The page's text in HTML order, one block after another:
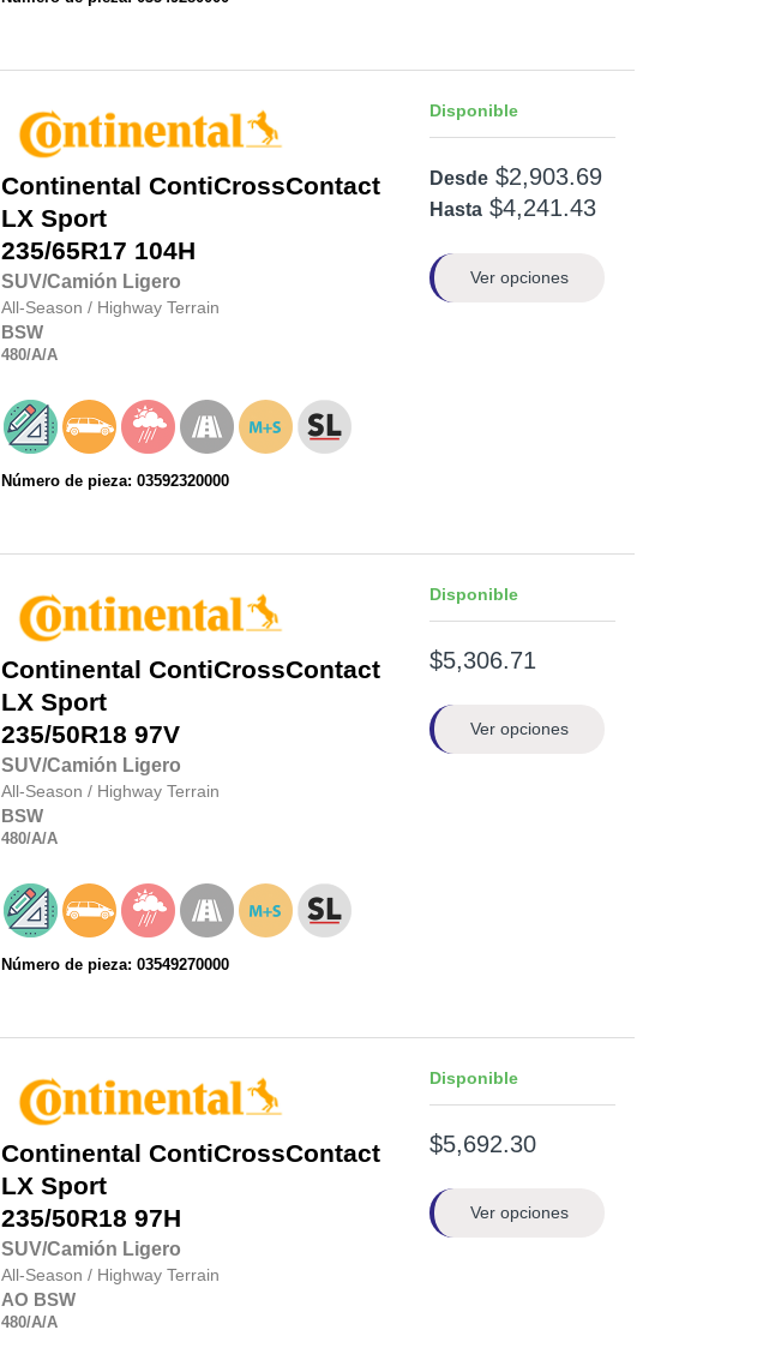
Continental ContiCrossContact
LX Sport
235/65R17 104H
SUV/Camión Ligero
All-Season / Highway Terrain
BSW
480/A/A
Número de pieza: 03592320000
Disponible
Desde $2,903.69
Hasta $4,241.43
Ver opciones
Continental ContiCrossContact
LX Sport
235/50R18 97V
SUV/Camión Ligero
All-Season / Highway Terrain
BSW
480/A/A
Número de pieza: 03549270000
Disponible
$5,306.71
Ver opciones
Continental ContiCrossContact
LX Sport
235/50R18 97H
SUV/Camión Ligero
All-Season / Highway Terrain
AO BSW
480/A/A
Disponible
$5,692.30
Ver opciones